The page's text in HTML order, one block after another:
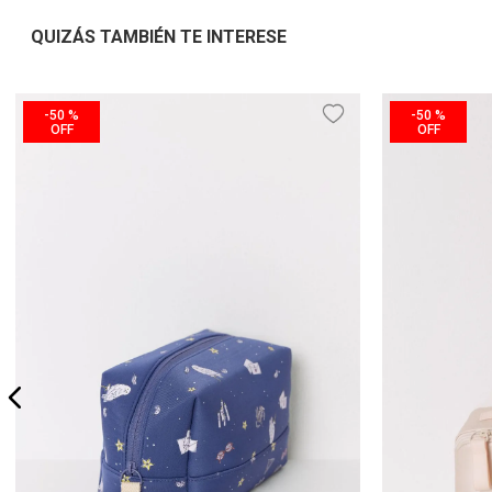
QUIZÁS TAMBIÉN TE INTERESE
-50 % -50 %